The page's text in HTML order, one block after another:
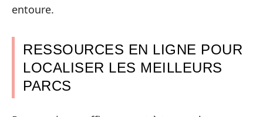
entoure.
RESSOURCES EN LIGNE POUR
LOCALISER LES MEILLEURS
PARCS